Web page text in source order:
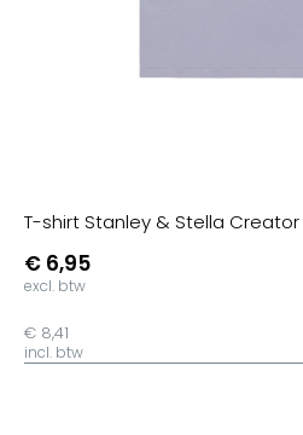
T-shirt Stanley & Stella Creator
€ 6,95
excl. btw
€ 8,41
incl. btw